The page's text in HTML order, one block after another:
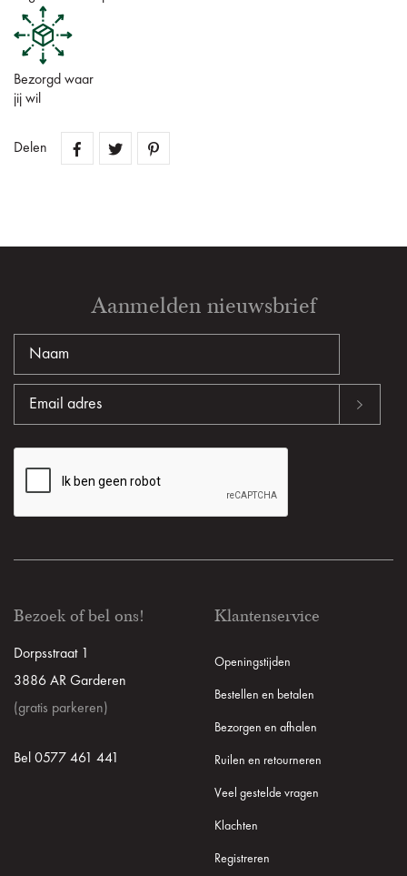
Bezorgd waar
jij wil
Delen
Aanmelden nieuwsbrief
Bezoek of bel ons!
Dorpsstraat 1
3886 AR Garderen
(gratis parkeren)
Bel 0577 461 441
Klantenservice
Openingstijden
Bestellen en betalen
Bezorgen en afhalen
Ruilen en retourneren
Veel gestelde vragen
Klachten
Registreren